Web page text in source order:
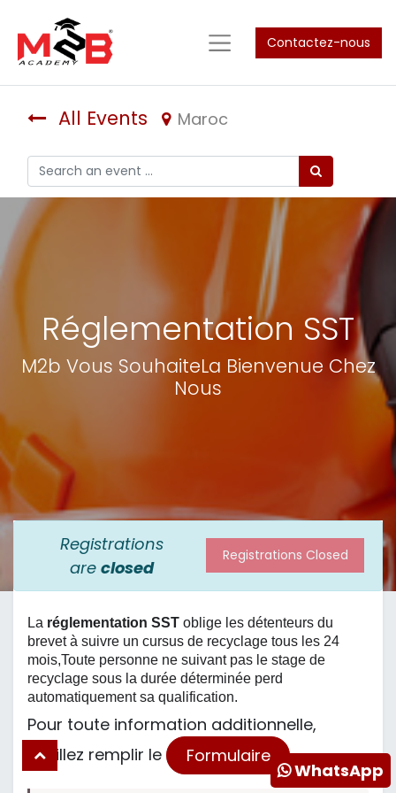
Contactez-nous
All Events Maroc
Réglementation SST
M2b Vous SouhaiteLa Bienvenue Chez
Nous
Registrations
areclosed
Registrations Closed
La réglementation SST oblige les détenteurs du
brevet à suivre un cursus de recyclage tous les 24
mois,Toute personne ne suivant pas le stage de
recyclage sous la durée déterminée perd
automatiquement sa qualification.
Pour toute information additionnelle,
veuillez remplir le
Formulaire
WhatsApp